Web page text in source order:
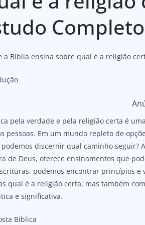
s
A
p
p
b
o
o
Completo
a Bíblia ensina sobre qual é a religião
pela verdade e pela religião certa é
pessoas. Em um mundo repleto de
podemos discernir qual caminho seguir?
de Deus, oferece ensinamentos que
podemos encontrar princípios
qual é a religião certa, mas também
e significativa.
Bíblica